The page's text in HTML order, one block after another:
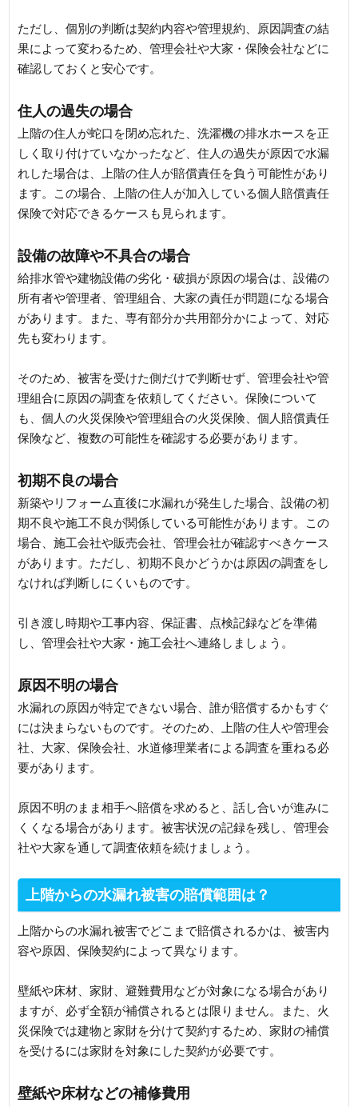
ただし、個別の判断は契約内容や管理規約、原因調査の結
果によって変わるため、管理会社や大家・保険会社などに
確認しておくと安心です。
住人の過失の場合
上階の住人が蛇口を閉め忘れた、洗濯機の排水ホースを正
しく取り付けていなかったなど、住人の過失が原因で水漏
れした場合は、上階の住人が賠償責任を負う可能性があり
ます。この場合、上階の住人が加入している個人賠償責任
保険で対応できるケースも見られます。
設備の故障や不具合の場合
給排水管や建物設備の劣化・破損が原因の場合は、設備の
所有者や管理者、管理組合、大家の責任が問題になる場合
があります。また、専有部分か共用部分かによって、対応
先も変わります。
そのため、被害を受けた側だけで判断せず、管理会社や管
理組合に原因の調査を依頼してください。保険について
も、個人の火災保険や管理組合の火災保険、個人賠償責任
保険など、複数の可能性を確認する必要があります。
初期不良の場合
新築やリフォーム直後に水漏れが発生した場合、設備の初
期不良や施工不良が関係している可能性があります。この
場合、施工会社や販売会社、管理会社が確認すべきケース
があります。ただし、初期不良かどうかは原因の調査をし
なければ判断しにくいものです。
引き渡し時期や工事内容、保証書、点検記録などを準備
し、管理会社や大家・施工会社へ連絡しましょう。
原因不明の場合
水漏れの原因が特定できない場合、誰が賠償するかもすぐ
には決まらないものです。そのため、上階の住人や管理会
社、大家、保険会社、水道修理業者による調査を重ねる必
要があります。
原因不明のまま相手へ賠償を求めると、話し合いが進みに
くくなる場合があります。被害状況の記録を残し、管理会
社や大家を通して調査依頼を続けましょう。
上階からの水漏れ被害の賠償範囲は？
上階からの水漏れ被害でどこまで賠償されるかは、被害内
容や原因、保険契約によって異なります。
壁紙や床材、家財、避難費用などが対象になる場合があり
ますが、必ず全額が補償されるとは限りません。また、火
災保険では建物と家財を分けて契約するため、家財の補償
を受けるには家財を対象にした契約が必要です。
壁紙や床材などの補修費用